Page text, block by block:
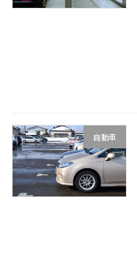
自動車